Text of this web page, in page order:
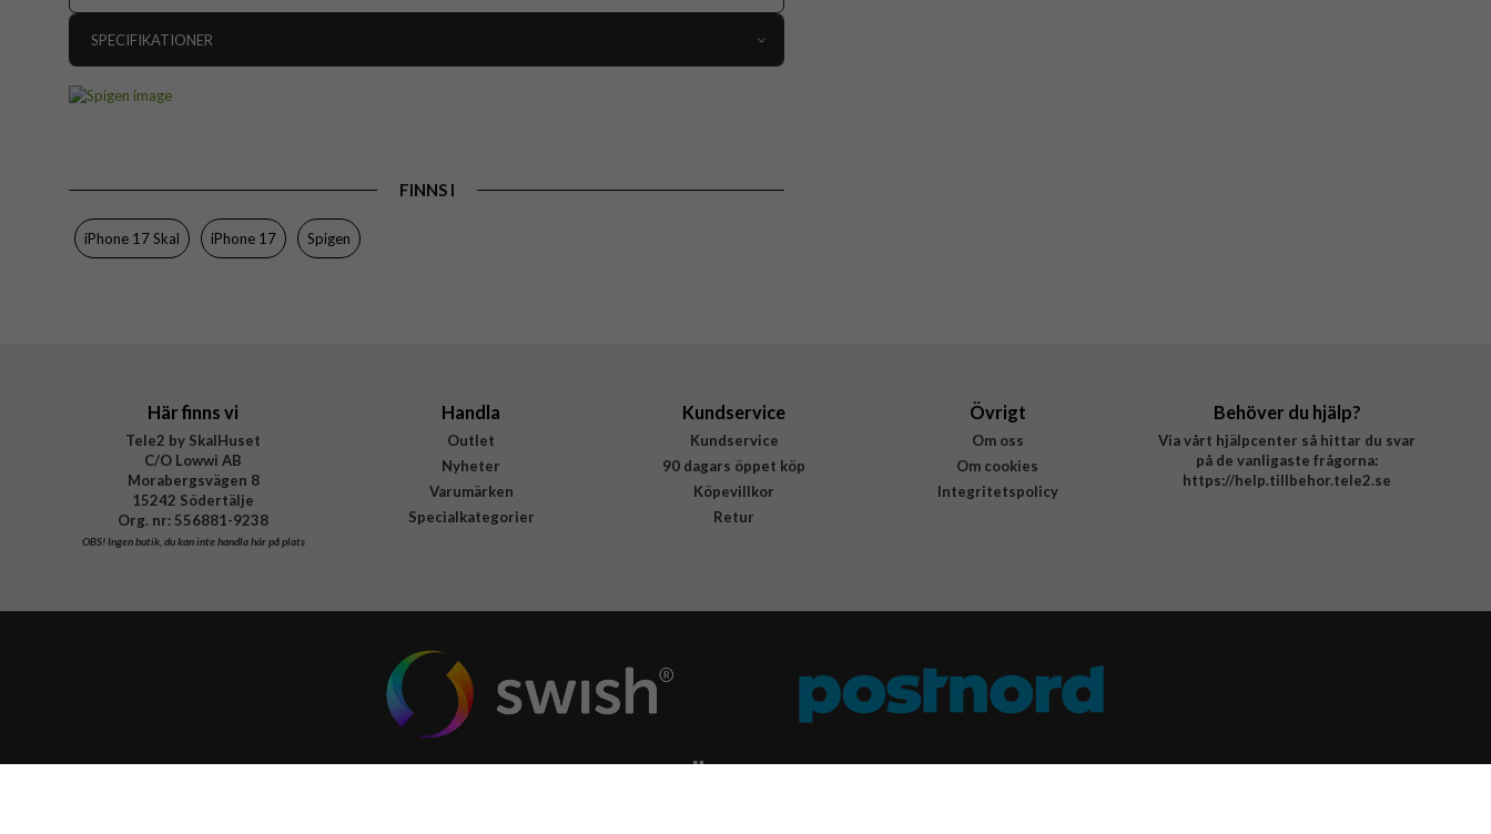
SPECIFIKATIONER
Egenskaper
MagSafe-kompatibel, Stativfunktion
Färg
Material
FINNS I
iPhone 17 Skal iPhone 17 Spigen
Här finns vi
Tele2 by SkalHuset
C/O Lowwi AB
Morabergsvägen 8
15242 Södertälje
Org. nr: 556881-9238
OBS!Ingen butik, du kan inte handla här på plats
Handla
Outlet
Nyheter
Varumärken
Specialkategorier
Kundservice
Kundservice
90 dagars öppet köp
Köpevillkor
Retur
Övrigt
Om oss
Om cookies
Integritetspolicy
Behöver du hjälp?
Via vårt hjälpcenter så hittar du svar
på de vanligaste frågorna:
https://help.tillbehor.tele2.se